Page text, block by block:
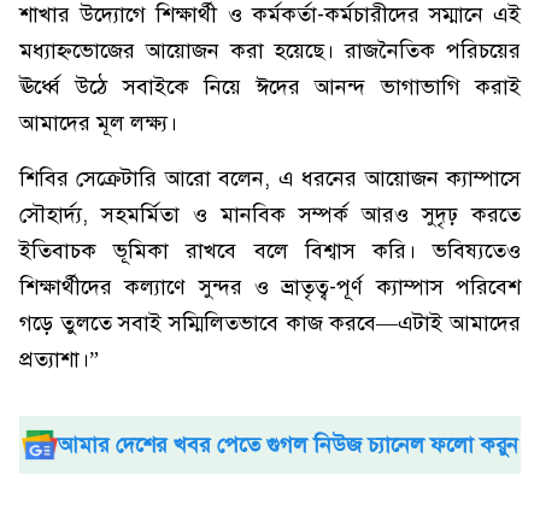
শাখার উদ্যোগে শিক্ষার্থী ও কর্মকর্তা-কর্মচারীদের সম্মানে এই
মধ্যাহ্নভোজের আয়োজন করা হয়েছে। রাজনৈতিক পরিচয়ের
ঊর্ধ্বে উঠে সবাইকে নিয়ে ঈদের আনন্দ ভাগাভাগি করাই
আমাদের মূল লক্ষ্য।
শিবির সেক্রেটারি আরো বলেন, এ ধরনের আয়োজন ক্যাম্পাসে
সৌহার্দ্য, সহমর্মিতা ও মানবিক সম্পর্ক আরও সুদৃঢ় করতে
ইতিবাচক ভূমিকা রাখবে বলে বিশ্বাস করি। ভবিষ্যতেও
শিক্ষার্থীদের কল্যাণে সুন্দর ও ভ্রাতৃত্ব-পূর্ণ ক্যাম্পাস পরিবেশ
গড়ে তুলতে সবাই সম্মিলিতভাবে কাজ করবে—এটাই আমাদের
প্রত্যাশা।”
আমার দেশের খবর পেতে গুগল নিউজ চ্যানেল ফলো করুন